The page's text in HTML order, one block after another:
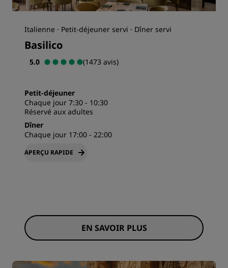
Italienne · Petit-déjeuner servi · Dîner servi
Basilico
5.0 (1473 avis)
Petit-déjeuner
Chaque jour 7:30 - 10:30
Réservé aux adultes
Dîner
Chaque jour 17:00 - 22:00
APERÇU RAPIDE
EN SAVOIR PLUS